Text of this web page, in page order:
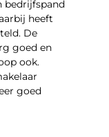
bedrijfspand
heeft
De
goed en
ook.
goed